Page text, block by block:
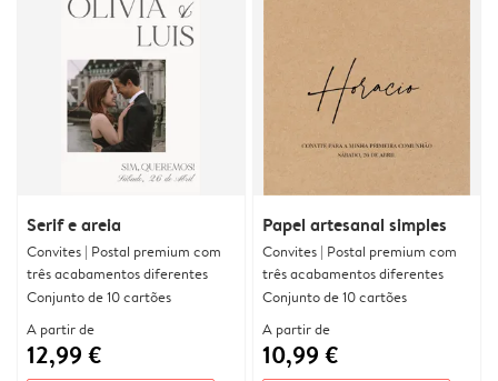
Serif e areia
Convites | Postal premium com
três acabamentos diferentes
Conjunto de 10 cartões
A partir de
12,99 €
Papel artesanal simples
Convites | Postal premium com
três acabamentos diferentes
Conjunto de 10 cartões
A partir de
10,99 €